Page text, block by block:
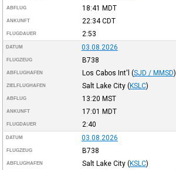
ABFLUG 18:41 MDT
ANKUNFT 22:34CDT
FLUGDAUER 2:53
DATUM 03.08.2026
FLUGZEUG B738
ABFLUGHAFEN Los Cabos Int'l (SJD / MMSD)
ZIELFLUGHAFEN Salt Lake City (KSLC)
ABFLUG 13:20 MST
ANKUNFT 17:01 MDT
FLUGDAUER 2:40
DATUM 03.08.2026
FLUGZEUG B738
ABFLUGHAFEN Salt Lake City (KSLC)